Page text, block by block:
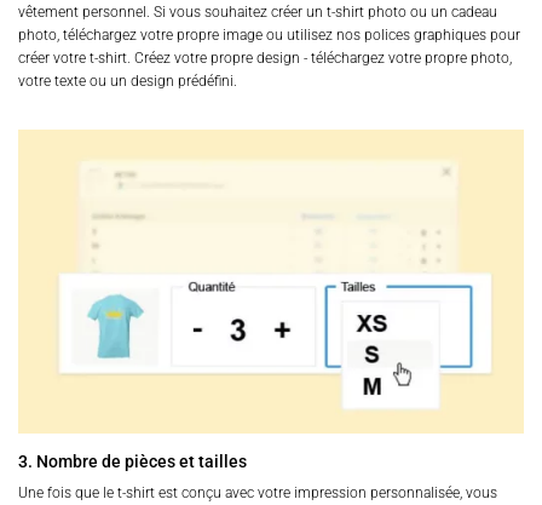
vêtement personnel. Si vous souhaitez créer un t-shirt photo ou un cadeau
photo, téléchargez votre propre image ou utilisez nos polices graphiques pour
créer votre t-shirt. Créez votre propre design - téléchargez votre propre photo,
votre texte ou un design prédéfini.
3. Nombre de pièces et tailles
Une fois que le t-shirt est conçu avec votre impression personnalisée, vous